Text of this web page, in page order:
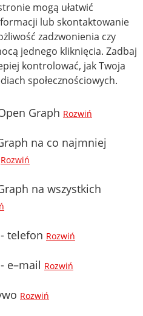
mogą ułatwić
lub skontaktowanie
zadzwonienia czy
jednego kliknięcia. Zadbaj
kontrolować, jak Twoja
społecznościowych.
Graph Rozwiń
na co najmniej
Rozwiń
na wszystkich
telefon Rozwiń
e–mail Rozwiń
Rozwiń